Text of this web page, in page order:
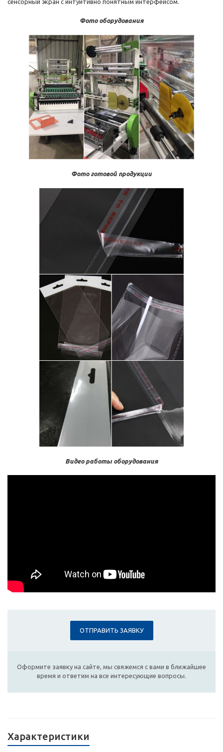
сенсорный экран с интуитивно понятным интерфейсом.
Фото оборудования
Фото готовой продукции
Видео работы оборудования
ОТПРАВИТЬ ЗАЯВКУ
Оформите заявку на сайте, мы свяжемся с вами в ближайшее
время и ответим на все интересующие вопросы.
Характеристики